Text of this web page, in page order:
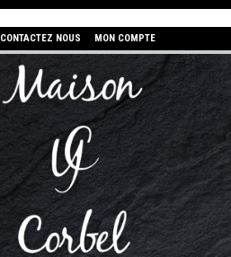
CONTACTEZ NOUS MON COMPTE